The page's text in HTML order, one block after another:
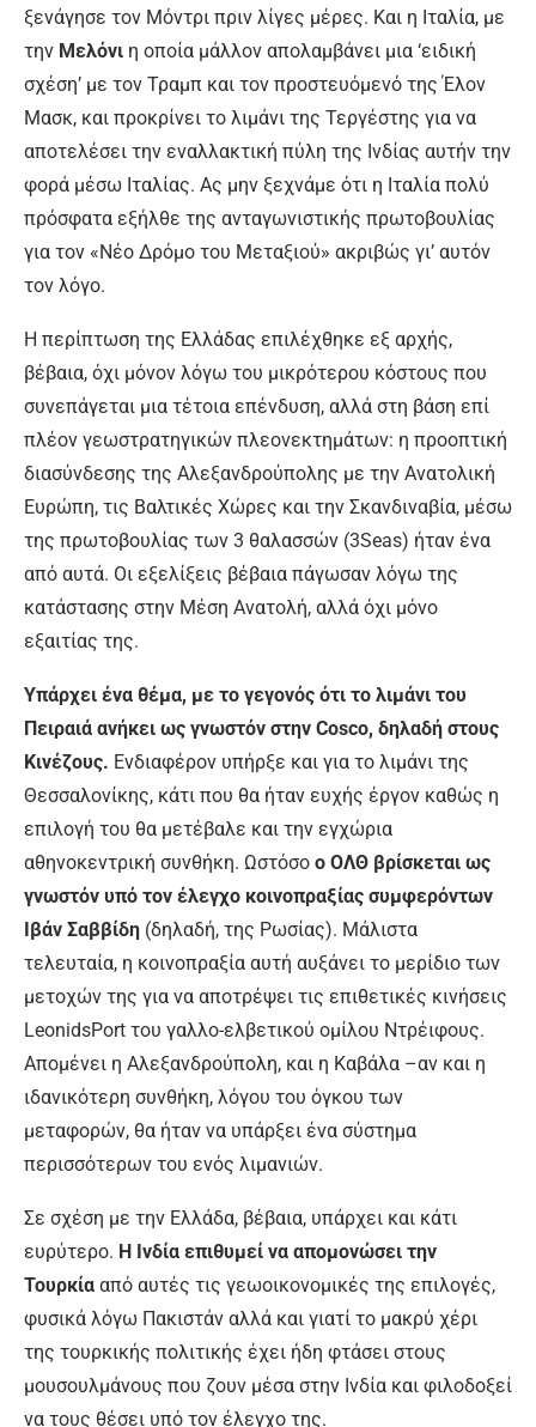
ξενάγησε τον Μόντρι πριν λίγες μέρες. Και η Ιταλία, με
την Μελόνι η οποία μάλλον απολαμβάνει μια ‘ειδική
σχέση’ με τον Τραμπ και τον προστευόμενό της Έλον
Μασκ, και προκρίνει το λιμάνι της Τεργέστης για να
αποτελέσει την εναλλακτική πύλη της Ινδίας αυτήν την
φορά μέσω Ιταλίας. Ας μην ξεχνάμε ότι η Ιταλία πολύ
πρόσφατα εξήλθε της ανταγωνιστικής πρωτοβουλίας
για τον «Νέο Δρόμο του Μεταξιού» ακριβώς γι’ αυτόν
τον λόγο.
Η περίπτωση της Ελλάδας επιλέχθηκε εξ αρχής,
βέβαια, όχι μόνον λόγω του μικρότερου κόστους που
συνεπάγεται μια τέτοια επένδυση, αλλά στη βάση επί
πλέον γεωστρατηγικών πλεονεκτημάτων: η προοπτική
διασύνδεσης της Αλεξανδρούπολης με την Ανατολική
Ευρώπη, τις Βαλτικές Χώρες και την Σκανδιναβία, μέσω
της πρωτοβουλίας των 3 θαλασσών (3Seas) ήταν ένα
από αυτά. Οι εξελίξεις βέβαια πάγωσαν λόγω της
κατάστασης στην Μέση Ανατολή, αλλά όχι μόνο
εξαιτίας της.
Υπάρχει ένα θέμα, με το γεγονός ότι το λιμάνι του
Πειραιά ανήκει ως γνωστόν στην Cosco, δηλαδή στους
Κινέζους. Ενδιαφέρον υπήρξε και για το λιμάνι της
Θεσσαλονίκης, κάτι που θα ήταν ευχής έργον καθώς η
επιλογή του θα μετέβαλε και την εγχώρια
αθηνοκεντρική συνθήκη. Ωστόσο ο ΟΛΘ βρίσκεται ως
γνωστόν υπό τον έλεγχο κοινοπραξίας συμφερόντων
Ιβάν Σαββίδη (δηλαδή, της Ρωσίας). Μάλιστα
τελευταία, η κοινοπραξία αυτή αυξάνει το μερίδιο των
μετοχών της για να αποτρέψει τις επιθετικές κινήσεις
LeonidsPort του γαλλο-ελβετικού ομίλου Ντρέιφους.
Απομένει η Αλεξανδρούπολη, και η Καβάλα –αν και η
ιδανικότερη συνθήκη, λόγου του όγκου των
μεταφορών, θα ήταν να υπάρξει ένα σύστημα
περισσότερων του ενός λιμανιών.
Σε σχέση με την Ελλάδα, βέβαια, υπάρχει και κάτι
ευρύτερο. Η Ινδία επιθυμεί να απομονώσει την
Τουρκία από αυτές τις γεωοικονομικές της επιλογές,
φυσικά λόγω Πακιστάν αλλά και γιατί το μακρύ χέρι
της τουρκικής πολιτικής έχει ήδη φτάσει στους
μουσουλμάνους που ζουν μέσα στην Ινδία και φιλοδοξεί
να τους θέσει υπό τον έλεγχο της.